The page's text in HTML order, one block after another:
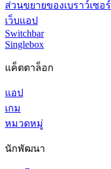
ส่วนขยายของเบราว์เซอร์
เว็บแอป
Switchbar
Singlebox
แค็ตตาล็อก
แอป
เกม
หมวดหมู่
นักพัฒนา